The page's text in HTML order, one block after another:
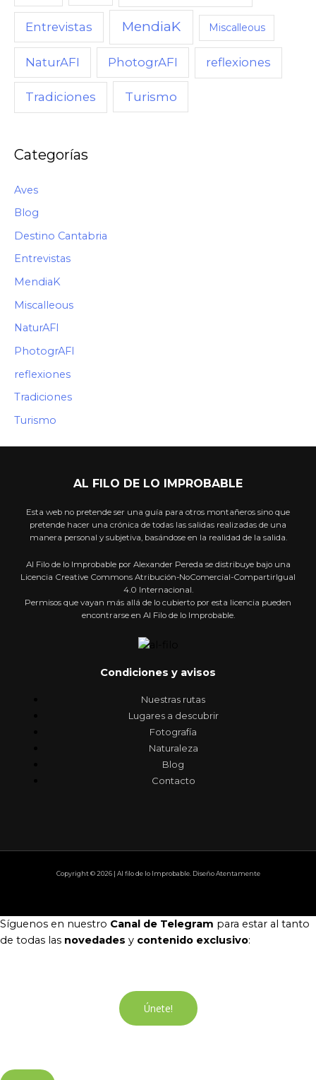
Entrevistas MendiaK Miscalleous
NaturAFI PhotogrAFI reflexiones
Tradiciones Turismo
Categorías
Aves
Blog
Destino Cantabria
Entrevistas
MendiaK
Miscalleous
NaturAFI
PhotogrAFI
reflexiones
Tradiciones
Turismo
AL FILO DE LO IMPROBABLE
Esta web no pretende ser una guía para otros montañeros sino que
pretende hacer una crónica de todas las salidas realizadas de una
manera personal y subjetiva, basándose en la realidad de la salida.
Al Filo de lo Improbable por Alexander Pereda se distribuye bajo una
Licencia Creative Commons Atribución-NoComercial-CompartirIgual
4.0 Internacional.
Permisos que vayan más allá de lo cubierto por esta licencia pueden
encontrarse en Al Filo de lo Improbable.
Condiciones y avisos
Nuestras rutas
Lugares a descubrir
Fotografía
Naturaleza
Blog
Contacto
Copyright © 2026 | Al filo de lo Improbable. Diseño Atentamente
Síguenos en nuestro Canal de Telegram para estar al tanto
de todas las novedades y contenido exclusivo:
Únete!